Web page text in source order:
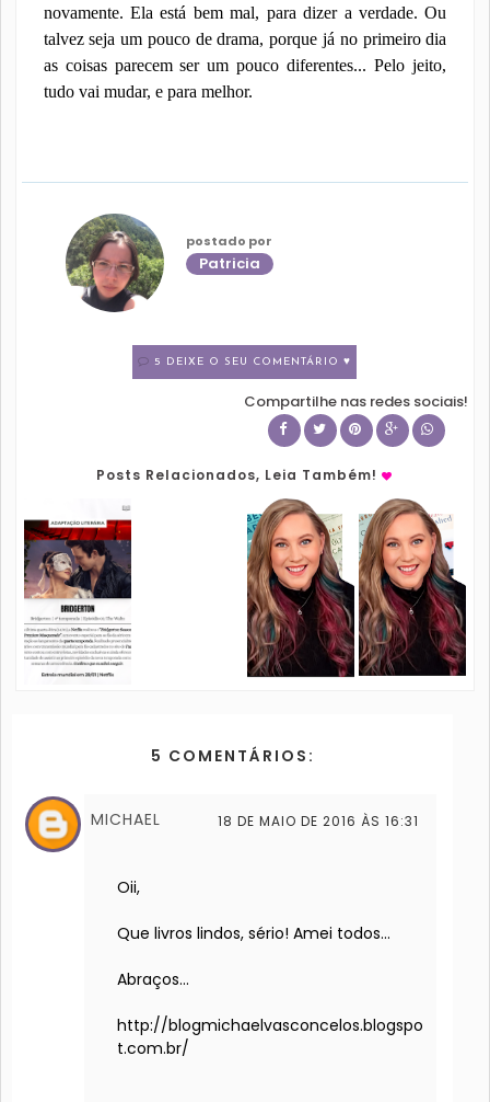
novamente. Ela está bem mal, para dizer a verdade. Ou
talvez seja um pouco de drama, porque já no primeiro dia
as coisas parecem ser um pouco diferentes... Pelo jeito,
tudo vai mudar, e para melhor.
postado por
Patricia
5 DEIXE O SEU COMENTÁRIO ♥
Compartilhe nas redes sociais!
Posts Relacionados, Leia Também!
5 COMENTÁRIOS:
MICHAEL 18 DE MAIO DE 2016 ÀS 16:31
Oii,
Que livros lindos, sério! Amei todos...
Abraços...
http://blogmichaelvasconcelos.blogspo
t.com.br/